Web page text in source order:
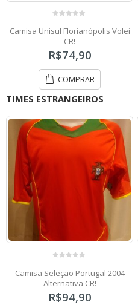
o
o
f
Camisa Unisul Florianópolis Volei
CR!
R$74,90
COMPRAR
TIMES ESTRANGEIROS
o
t
f
Camisa Seleção Portugal 2004
Alternativa CR!
R$94,90